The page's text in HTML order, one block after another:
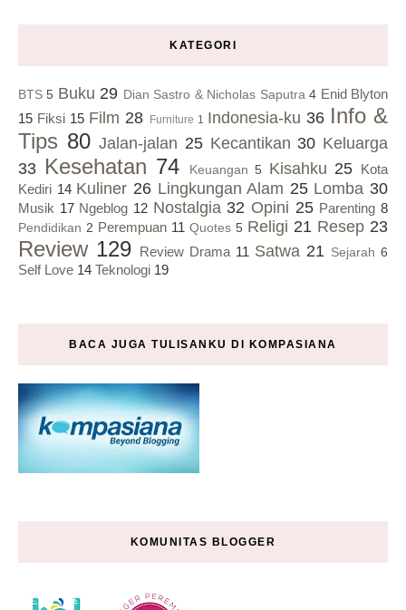
KATEGORI
BTS 5 Buku 29 Dian Sastro & Nicholas Saputra 4 Enid Blyton
15 Fiksi 15 Film 28 Furniture 1 Indonesia-ku 36 Info &
Tips 80 Jalan-jalan 25 Kecantikan 30 Keluarga
33 Kesehatan 74 Keuangan 5 Kisahku 25 Kota
Kediri 14 Kuliner 26 Lingkungan Alam 25 Lomba 30
Musik 17 Ngeblog 12 Nostalgia 32 Opini 25 Parenting 8
Pendidikan 2 Perempuan 11 Quotes 5 Religi 21 Resep 23
Review 129 Review Drama 11 Satwa 21 Sejarah 6
Self Love 14 Teknologi 19
BACA JUGA TULISANKU DI KOMPASIANA
KOMUNITAS BLOGGER